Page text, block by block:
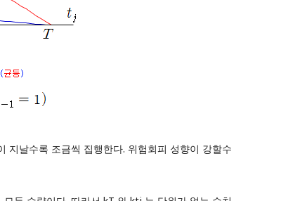
지날수록 조금씩 집행한다. 위험회피 성향이 강할수